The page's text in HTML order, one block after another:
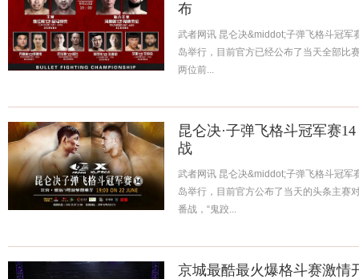
布
武者网讯 昆仑决&middot;子弹飞格斗冠
岛举行，目前官方已经公布了当天全部比
两位前...
昆仑决·子弹飞格斗冠军赛
战
武者网讯 昆仑决&middot;子弹飞格斗冠
岛举行，目前官方公布了当天的头条主赛
番战，“鬼跤...
京城最酷最火爆格斗赛激情